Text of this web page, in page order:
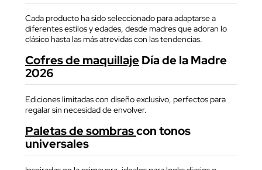
Cada producto ha sido seleccionado para adaptarse a
diferentes estilos y edades, desde madres que adoran lo
clásico hasta las más atrevidas con las tendencias.
Cofres de maquillaje Día de la Madre
2026
Ediciones limitadas con diseño exclusivo, perfectos para
regalar sin necesidad de envolver.
Paletas de sombrascon tonos
universales